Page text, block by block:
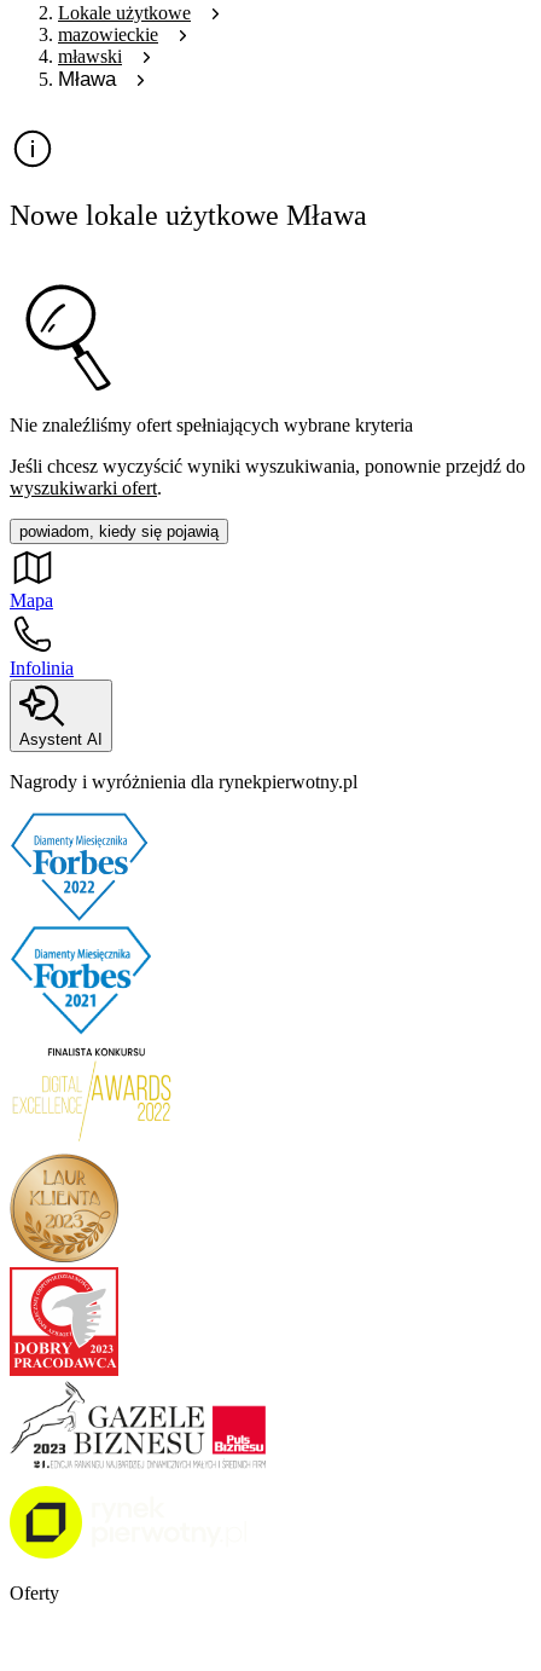
Lokale użytkowe
mazowieckie
mławski
Mława
Nowe lokale użytkowe Mława
Nie znaleźliśmy ofert spełniających wybrane kryteria
Jeśli chcesz wyczyścić wyniki wyszukiwania, ponownie przejdź do
wyszukiwarki ofert.
powiadom, kiedy się pojawią
Mapa
Infolinia
Asystent AI
Nagrody i wyróżnienia dla rynekpierwotny.pl
Oferty